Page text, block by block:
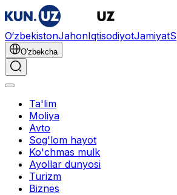
O‘zbekistonJahonIqtisodiyotJamiyat
O'zbekcha
Ta'lim
Moliya
Avto
Sog'lom hayot
Ko'chmas mulk
Ayollar dunyosi
Turizm
Biznes